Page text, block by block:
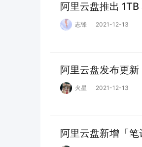
阿里云盘推出
志锋 2021-12-13
阿里云盘发布更
火星 2021-12-13
阿里云盘新增「